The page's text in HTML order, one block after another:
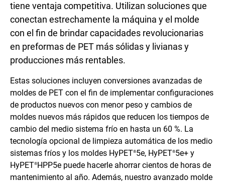
tiene ventaja competitiva. Utilizan soluciones que
conectan estrechamente la máquina y el molde
con el fin de brindar capacidades revolucionarias
en preformas de PET más sólidas y livianas y
producciones más rentables.
Estas soluciones incluyen conversiones avanzadas de
moldes de PET con el fin de implementar configuraciones
de productos nuevos con menor peso y cambios de
moldes nuevos más rápidos que reducen los tiempos de
cambio del medio sistema frío en hasta un 60 %. La
tecnología opcional de limpieza automática de los medio
sistemas fríos y los moldes HyPET®5e, HyPET®5e+ y
HyPET®HPP5e puede hacerle ahorrar cientos de horas de
mantenimiento al año. Además, nuestro avanzado molde